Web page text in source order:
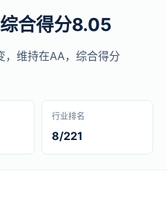
合得分8.05
维持在AA，综合得分
行业排名
8/221